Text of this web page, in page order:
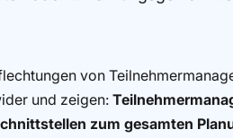
von
und zeigen:
zum gesamten